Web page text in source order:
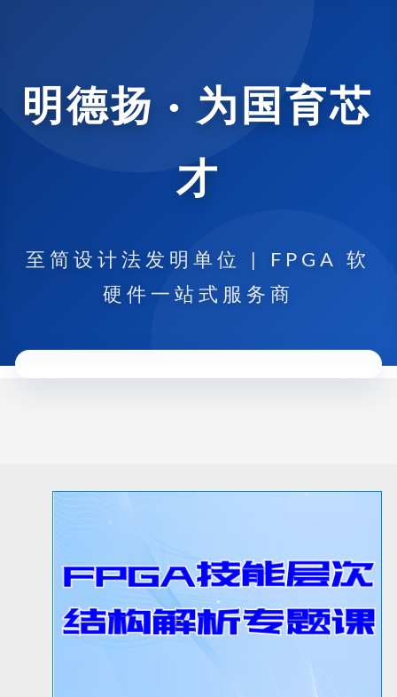
明德扬 · 为国育芯
才
至简设计法发明单位 | FPGA 软
硬件一站式服务商